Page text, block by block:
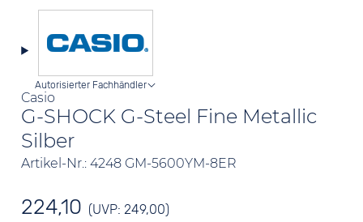
Casio
G-SHOCK G-Steel Fine Metallic
Silber
Artikel-Nr.: 4248 GM-5600YM-8ER
Autorisierter Fachhändler
224,10 (UVP: 249,00)